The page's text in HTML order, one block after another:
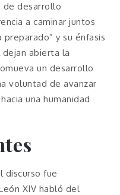
de desarrollo
a caminar juntos
y su énfasis
abierta la
un desarrollo
voluntad de avanzar
una humanidad
discurso fue
XIV habló del